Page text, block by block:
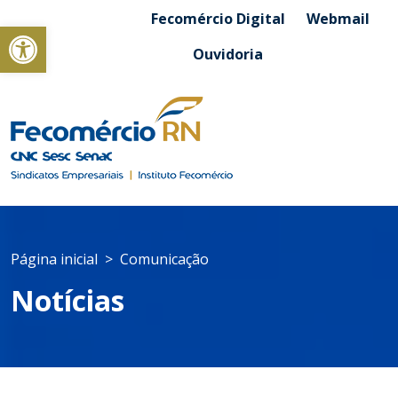
Abrir a barra de ferramentasFecomércio Digital
Webmail
Ouvidoria
Página inicial Comunicação
Notícias